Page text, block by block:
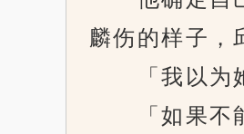
麟伤的样子，
「我以为她
「如果不能